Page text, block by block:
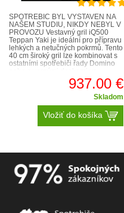
SPOTŘEBIČ BYL VYSTAVEN NA
NAŠEM STUDIU, NIKDY NEBYL V
PROVOZU Vestavný gril iQ500
Teppan Yaki je ideální pro přípravu
lehkých a netučných pokrmů. Tento
40 cm široký gril lze kombinovat s
ostatními spotřebiči řady Domino
fazetovém designu. Inovativní t..
937.00 €
Skladom
Vložiť do košíka